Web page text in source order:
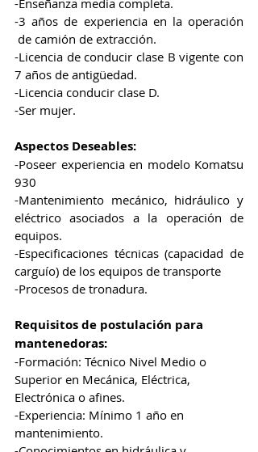
-Enseñanza media completa.
-3 años de experiencia en la operación
de camión de extracción.
-Licencia de conducir clase B vigente con
7 años de antigüedad.
-Licencia conducir clase D.
-Ser mujer.
Aspectos Deseables:
-Poseer experiencia en modelo Komatsu
930
-Mantenimiento mecánico, hidráulico y
eléctrico asociados a la operación de
equipos.
-Especificaciones técnicas (capacidad de
carguío) de los equipos de transporte
-Procesos de tronadura.
Requisitos de postulación para
mantenedoras:
-Formación: Técnico Nivel Medio o
Superior en Mecánica, Eléctrica,
Electrónica o afines.
-Experiencia: Mínimo 1 año en
mantenimiento.